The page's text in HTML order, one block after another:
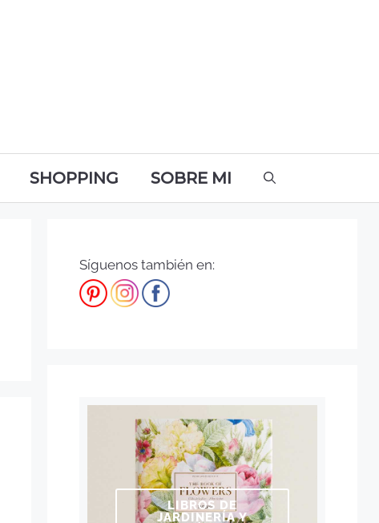
SHOPPING SOBRE MI
Síguenos también en:
LIBROS DE
JARDINERÍA Y